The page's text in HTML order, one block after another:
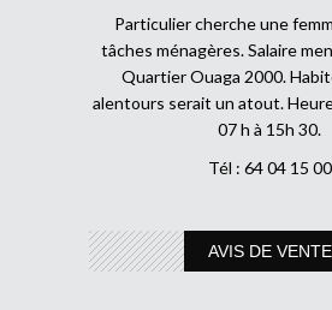
Particulier cherche une
tâches ménagères. Salaire
Quartier Ouaga 2000.
alentours serait un atout.
07 h à 15h 30.
Tél : 64 04 15 00
AVIS DE VENTE